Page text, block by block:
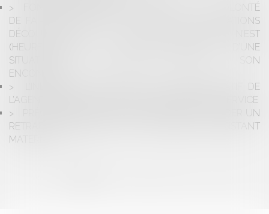
FONCTION PUBLIQUE TERRITORIALE : LA VOLONTÉ
DE FAIRE EXÉCUTER À UN AGENT LES OBLIGATIONS
DÉCOULANT DE SA FICHE DE POSTE N’EST
(HEUREUSEMENT !) PAS CONSTITUTIVE D’UNE
SITUATION DE HARCÈLEMENT MORAL À SON
ENCONTRE
L’INDEMNISATION PAR LE JUGE ADMINISTRATIF DE
L’AGENT PUBLIC ÉVINCÉ IRRÉGULIÈREMENT DU SERVICE
PRÉCISIONS SUR LES MOTIFS POUVANT FONDER UN
RETRAIT D’AGRÉMENT DE LA PROFESSION D’ASSISTANT
MATERNEL